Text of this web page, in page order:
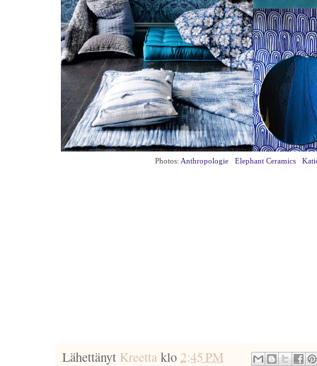
Photos: Anthropologie Elephant Ceramics
Lähettänyt Kreetta klo 2:45 PM